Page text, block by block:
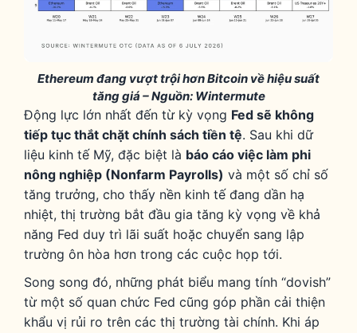
Ethereum đang vượt trội hơn Bitcoin về hiệu suất
tăng giá – Nguồn: Wintermute
Động lực lớn nhất đến từ kỳ vọng Fed sẽ không
tiếp tục thắt chặt chính sách tiền tệ. Sau khi dữ
liệu kinh tế Mỹ, đặc biệt là báo cáo việc làm phi
nông nghiệp (Nonfarm Payrolls) và một số chỉ số
tăng trưởng, cho thấy nền kinh tế đang dần hạ
nhiệt, thị trường bắt đầu gia tăng kỳ vọng về khả
năng Fed duy trì lãi suất hoặc chuyển sang lập
trường ôn hòa hơn trong các cuộc họp tới.
Song song đó, những phát biểu mang tính “dovish”
từ một số quan chức Fed cũng góp phần cải thiện
khẩu vị rủi ro trên các thị trường tài chính. Khi áp